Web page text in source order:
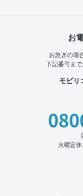
お
お急ぎの場
下記番号まで
モビリ
火曜定